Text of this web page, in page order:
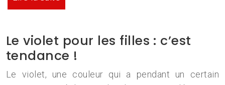
Le violet pour les filles : c’est
tendance !
Le violet, une couleur qui a pendant un certain